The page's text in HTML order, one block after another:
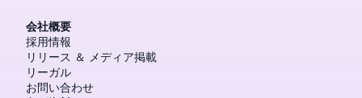
会社概要
採用情報
リリース ＆ メディア掲載
リーガル
お問い合わせ